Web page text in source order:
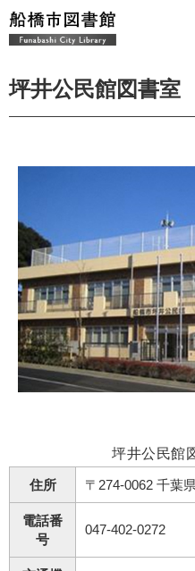
坪井公民館図書室
坪井公民館
住所 〒274-0062 千葉
電話番
号
047-402-0272